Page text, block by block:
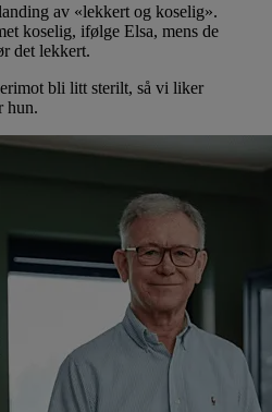
av «lekkert og koselig».
koselig, ifølge Elsa, mens de
det lekkert.
bli litt sterilt, så vi liker
hun.